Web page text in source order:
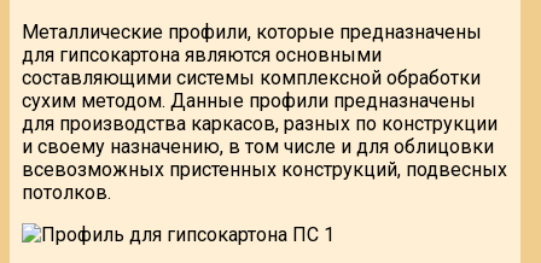
Металлические профили, которые предназначены
для гипсокартона являются основными
составляющими системы комплексной обработки
сухим методом. Данные профили предназначены
для производства каркасов, разных по конструкции
и своему назначению, в том числе и для облицовки
всевозможных пристенных конструкций, подвесных
потолков.